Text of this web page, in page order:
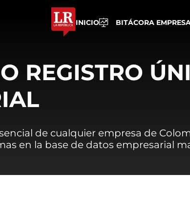
INICIO BITÁCORA
REGISTRO
de cualquier empresa de
en la base de datos empresarial